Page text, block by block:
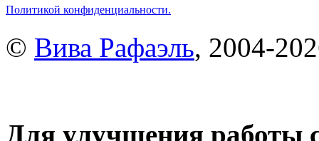
Политикой конфиденциальности.
© Вива Рафаэль, 2004-
Для улучшения работы